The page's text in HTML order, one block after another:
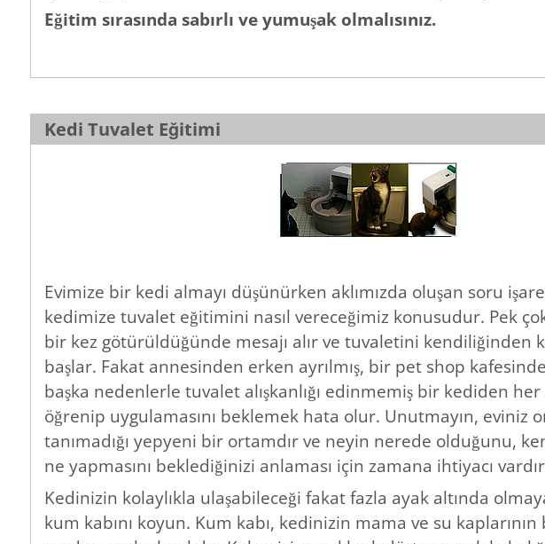
Eğitim sırasında sabırlı ve yumuşak olmalısınız.
Kedi Tuvalet Eğitimi
Evimize bir kedi almayı düşünürken aklımızda oluşan soru
kedimize tuvalet eğitimini nasıl vereceğimiz konusudur. Pek
bir kez götürüldüğünde mesajı alır ve tuvaletini kendiliğinden
başlar. Fakat annesinden erken ayrılmış, bir pet shop
başka nedenlerle tuvalet alışkanlığı edinmemiş bir kediden
öğrenip uygulamasını beklemek hata olur. Unutmayın, eviniz
tanımadığı yepyeni bir ortamdır ve neyin nerede olduğunu,
ne yapmasını beklediğinizi anlaması için zamana ihtiyacı
Kedinizin kolaylıkla ulaşabileceği fakat fazla ayak altında
kum kabını koyun. Kum kabı, kedinizin mama ve su